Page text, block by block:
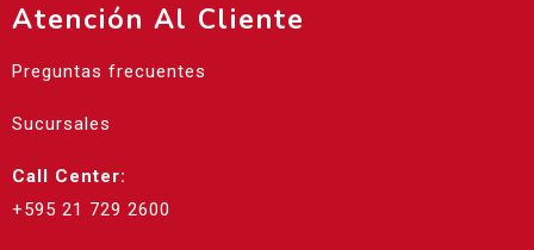
Atención Al Cliente
Preguntas frecuentes
Sucursales
Call Center:
+595 21 729 2600